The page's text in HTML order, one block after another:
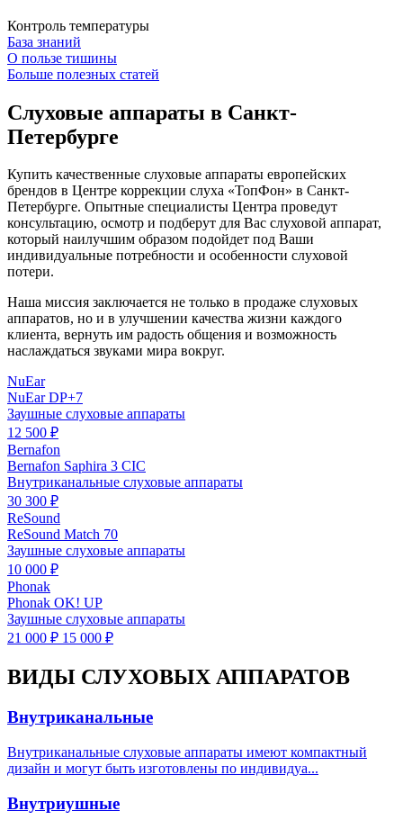
Контроль температуры
База знаний
О пользе тишины
Больше полезных статей
Слуховые аппараты в Санкт-
Петербурге
Купить качественные слуховые аппараты европейских
брендов в Центре коррекции слуха «ТопФон» в Санкт-
Петербурге. Опытные специалисты Центра проведут
консультацию, осмотр и подберут для Вас слуховой аппарат,
который наилучшим образом подойдет под Ваши
индивидуальные потребности и особенности слуховой
потери.
Наша миссия заключается не только в продаже слуховых
аппаратов, но и в улучшении качества жизни каждого
клиента, вернуть им радость общения и возможность
наслаждаться звуками мира вокруг.
NuEar
NuEar DP+7
Заушные слуховые аппараты
12 500 ₽
Bernafon
Bernafon Saphira 3 CIC
Внутриканальные слуховые аппараты
30 300 ₽
ReSound
ReSound Match 70
Заушные слуховые аппараты
10 000 ₽
Phonak
Phonak OK! UP
Заушные слуховые аппараты
21 000 ₽ 15 000 ₽
ВИДЫ СЛУХОВЫХ АППАРАТОВ
Внутриканальные
Внутриканальные слуховые аппараты имеют компактный
дизайн и могут быть изготовлены по индивидуа...
Внутриушные